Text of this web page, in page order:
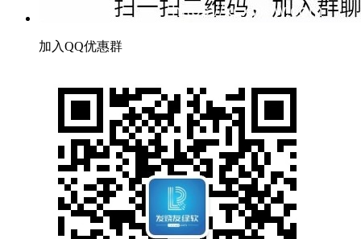
加入QQ优惠群